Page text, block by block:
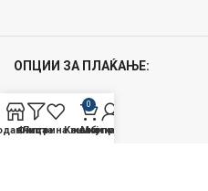
ОПЦИИ ЗА ПЛАЌАЊЕ:
Филтри
Листа на желби
0
Кошничка
Мој профил